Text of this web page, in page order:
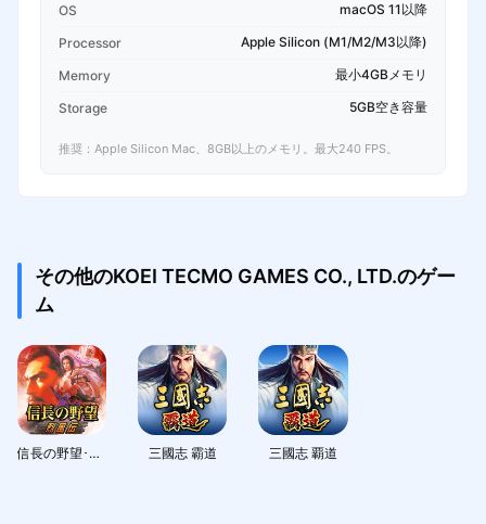
OS macOS 11以降
Processor Apple Silicon (M1/M2/M3以降)
Memory 最小4GBメモリ
Storage 5GB空き容量
推奨：Apple Silicon Mac、8GB以上のメモリ。最大240 FPS。
その他のKOEI TECMO GAMES CO., LTD.のゲー
ム
信長の野望･烈風伝 三國志 霸道 三國志 覇道